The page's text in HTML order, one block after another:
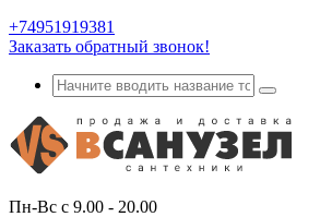
+74951919381
Заказать обратный звонок!
Пн-Вс с 9.00 - 20.00